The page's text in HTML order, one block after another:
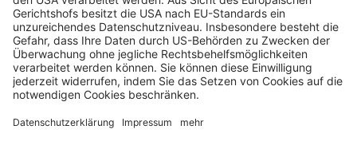
© Sachsenlotto 2026
sachsenlotto.de–
das Glück ist so nah.
Alle Angaben ohne Gewähr.
Spielen mit Verantwortung